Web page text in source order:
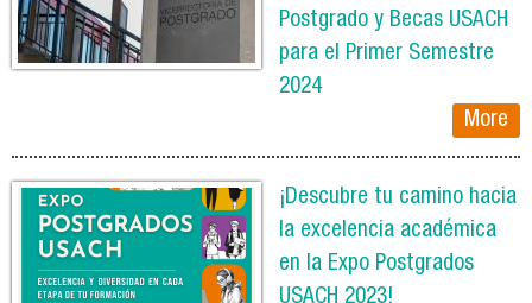
Postgrado y Becas USACH
para el Primer Semestre
2024
More
¡Descubre tu camino hacia
la excelencia académica
en la Expo Postgrados
USACH 2023!